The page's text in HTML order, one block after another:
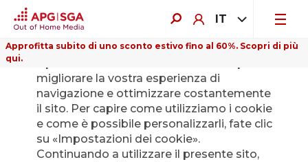
IT
Approfitta subito di uno sconto estivo fino al 60%. Scopri di più
qui.
Indietro
migliorare la vostra esperienza di
navigazione e ottimizzare costantemente
il sito. Per capire come utilizziamo i cookie
e come è possibile personalizzarli, fate clic
su «Impostazioni dei cookie».
Continuando a utilizzare il presente sito,